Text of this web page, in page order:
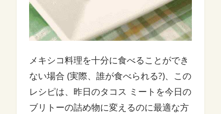
メキシコ料理を十分に食べることができ
ない場合 (実際、誰が食べられる?)、この
レシピは、昨日のタコス ミートを今日の
ブリトーの詰め物に変えるのに最適な方